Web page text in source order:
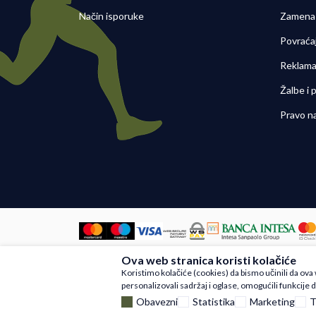
Način isporuke
Žalbe i
Pravo
Nastojimo da budemo što precizniji
artikli prikazani na sajtu su deo
Ova web stranica koristi kolačiće
Koristimo kolačiće (cookies) da bismo učinili da
personalizovali sadržaj i oglase, omogućili funkcije
Obavezni Statistika Marketing